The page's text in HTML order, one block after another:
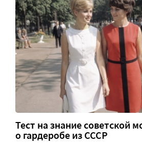
Тест на знание советской
о гардеробе из СССР